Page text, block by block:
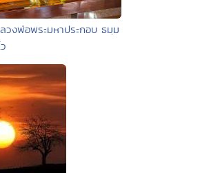
วงพ่อพระมหาประกอบ ธมฺม